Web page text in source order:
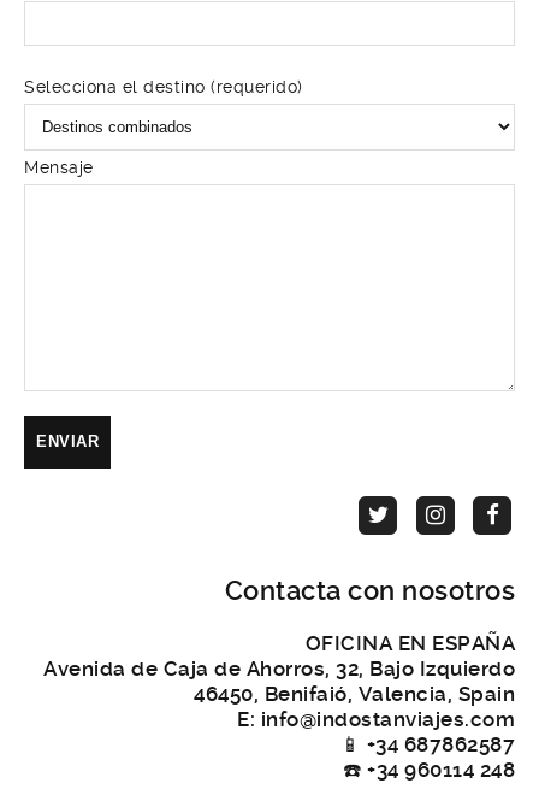
Selecciona el destino (requerido)
Mensaje
Contacta con nosotros
OFICINA EN ESPAÑA
Avenida de Caja de Ahorros, 32, Bajo Izquierdo
46450, Benifaió, Valencia, Spain
E: info@indostanviajes.com
📱 +34 687862587
☎️ +34 960114 248